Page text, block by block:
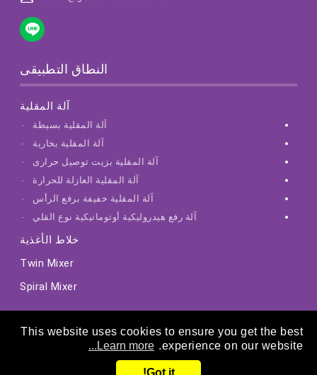
النطاق التطبيقى
آلة المقلية
آلة المقلية بسيطة
آلة المقلية بخارية
آلة المقلية بزيت توصيل حرارى
آلة المقلية العازلة للحرارة
آلة المقلية خفيفة برفع الرأس
آلة رفع هيدروليكية أوتوماتيكية نوع القلي
خلاط الأغذية
Twin Mixer
Spiral Mixer
This website uses cookies to ensure you get the best
experience on our website.
Learn more...
Got it!